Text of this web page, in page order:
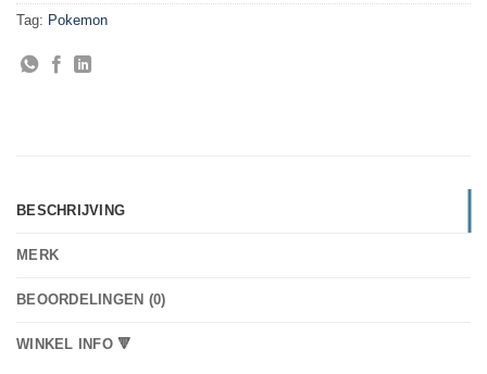
Tag: Pokemon
BESCHRIJVING
MERK
BEOORDELINGEN (0)
WINKEL INFO 🔻